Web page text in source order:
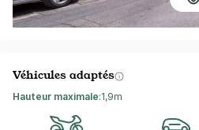
Véhicules adaptés
Hauteur maximale:1,9m